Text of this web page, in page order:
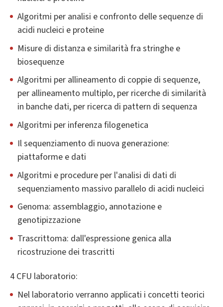
Algoritmi per analisi e confronto delle sequenze di
acidi nucleici e proteine
Misure di distanza e similarità fra stringhe e
biosequenze
Algoritmi per allineamento di coppie di sequenze,
per allineamento multiplo, per ricerche di similarità
in banche dati, per ricerca di pattern di sequenza
Algoritmi per inferenza filogenetica
Il sequenziamento di nuova generazione:
piattaforme e dati
Algoritmi e procedure per l'analisi di dati di
sequenziamento massivo parallelo di acidi nucleici
Genoma: assemblaggio, annotazione e
genotipizzazione
Trascrittoma: dall'espressione genica alla
ricostruzione dei trascritti
4 CFU laboratorio:
Nel laboratorio verranno applicati i concetti teorici